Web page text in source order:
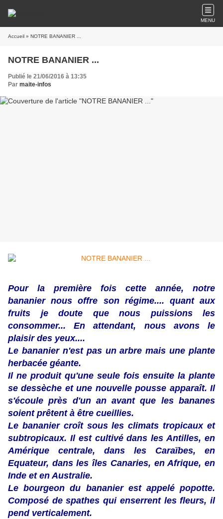
MENU
Accueil » NOTRE BANANIER ...
NOTRE BANANIER ...
Publié le 21/06/2016 à 13:35
Par maite-infos
Pour la première fois cette année, notre
bananier nous offre son régime.... quant aux
fruits je doute que nous puissions les
consommer... En attendant, nous avons le
plaisir des yeux....
Le bananier n'est pas un arbre mais une plante
herbacée géante.
Il ne produit qu'une seule fois ensuite la plante
se dessèche et une nouvelle pousse apparaît. Il
s'écoule près d'un an avant que les bananes
soient prêtent à être cueillies.
Le bananier croît sous les climats tropicaux et
subtropicaux. Il est cultivé dans les Antilles, en
Amérique centrale, dans les Caraïbes, en
Equateur, dans les îles Canaries, en Afrique, en
Inde et en Australie.
Le bourgeon du bananier est appelé popotte.
Composé de spathes qui enserrent les fleurs, il
pend verticalement.